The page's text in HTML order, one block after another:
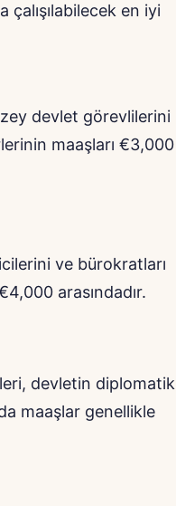
en iyi
devlet görevlilerini
maaşları €3,000
ve bürokratları
arasındadır.
devletin diplomatik
maaşlar genellikle